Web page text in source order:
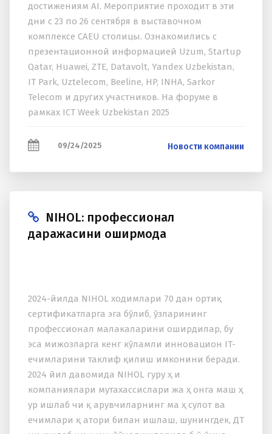
достижениям AI. Мероприятие проходит в эти
дни с 23 по 26 сентября в выставочном
комплексе CAEU столицы. Ознакомились с
презентационной информацией Uzum, Startup
Qatar, Huawei, ZTE, Datavolt, Yandex Uzbekistan,
IT Park, Uztelecom, Beeline, HP, INHA, Sarkor
Telecom и других участников. На форуме в
рамках ICT Week Uzbekistan 2025
2025"...
09/24/2025 Новости компании
NIHOL: профессионал
даражасини оширмоқда
2024-йилда NIHOL xодимлари 70 дан ортиқ
сертификатларга эга бўлиб, ўзларининг
профессионал малакаларини оширдилар, бу
эса мижозларга кенг кўламли инновацион IT-
ечимларини таклиф қилиш имконини беради.
2024 йил давомида NIHOL гуру ҳ и
компаниялари мутаxассислари жа ҳ онга маш ҳ
ур ишлаб чи қ арувчиларнинг ма ҳ сулот ва
ечимлари қ атори билан ишлаш, шунингдек, ДТ